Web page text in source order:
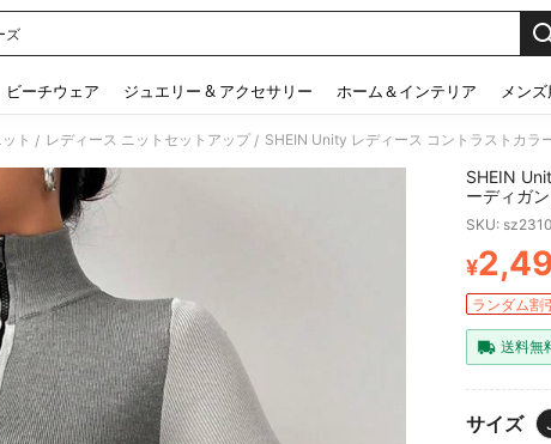
ズ
ビーチウェア ジュエリー & アクセサリー ホーム＆インテリア メンズ
ト / レディース ニットセットアップ / SHEIN Unity レディース コントラストカラ
SHEIN
ーディガ
SKU:
¥
ランダム割
送料無
サイズ